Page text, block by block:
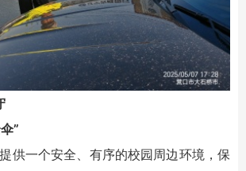
”
供一个安全、有序的校园周边环境，保